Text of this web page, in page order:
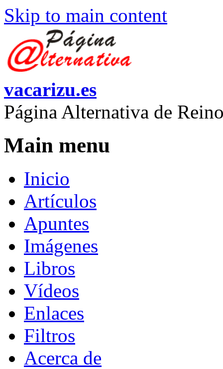
Skip to main content
vacarizu.es
Página Alternativa de
Main menu
Inicio
Artículos
Apuntes
Imágenes
Libros
Vídeos
Enlaces
Filtros
Acerca de